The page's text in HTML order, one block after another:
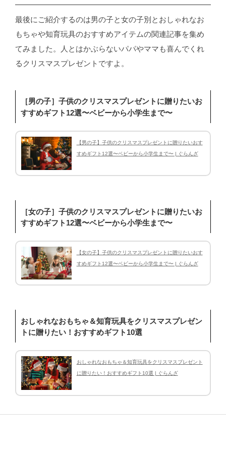
最後にご紹介するのは男の子と女の子別とおしゃれなお
もちゃや知育玩具のおすすめアイテムの関連記事を集め
てみました。人とはかぶらないパパやママも喜んでくれ
るクリスマスプレゼントですよ。
［男の子］子供のクリスマスプレゼントに贈りたいお
すすめギフト12選〜ベビーから小学生まで〜
【男の子】子供のクリスマスプレゼントに贈りたいおす
すめギフト12選〜ベビーから小学生まで〜 | ぐらんざ
［女の子］子供のクリスマスプレゼントに贈りたいお
すすめギフト12選〜ベビーから小学生まで〜
【女の子】子供のクリスマスプレゼントに贈りたいおす
すめギフト12選〜ベビーから小学生まで〜 | ぐらんざ
おしゃれなおもちゃ＆知育玩具をクリスマスプレゼン
トに贈りたい！おすすめギフト10選
おしゃれなおもちゃ＆知育玩具をクリスマスプレゼント
に贈りたい！おすすめギフト10選 | ぐらんざ